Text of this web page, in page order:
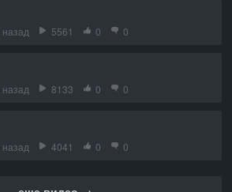
5561 0 0
8133 0 0
4041 0 0